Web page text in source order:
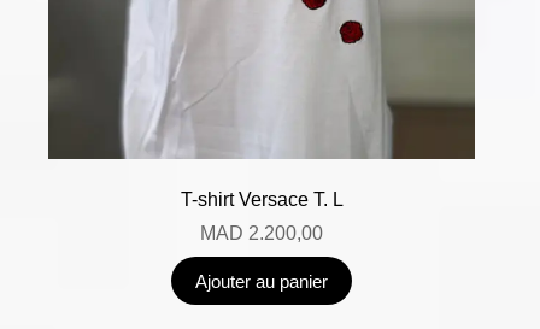
T-shirt Versace T. L
MAD 2.200,00
Ajouter au panier